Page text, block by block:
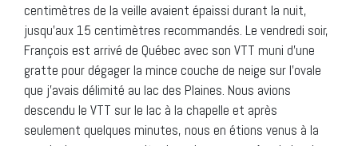
centimètres de la veille avaient épaissi durant la nuit,
jusqu’aux 15 centimètres recommandés. Le vendredi soir,
François est arrivé de Québec avec son VTT muni d’une
gratte pour dégager la mince couche de neige sur l’ovale
que j’avais délimité au lac des Plaines. Nous avions
descendu le VTT sur le lac à la chapelle et après
seulement quelques minutes, nous en étions venus à la